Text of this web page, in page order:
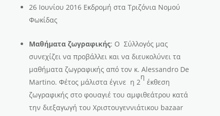
26 Ιουνίου 2016 Εκδρομή στα Τριζόνια Νομού
Φωκίδας
Μαθήματα ζωγραφικής: Ο Σύλλογός μας
συνεχίζει να προβάλλει και να διευκολύνει τα
μαθήματα ζωγραφικής από τον κ. Alessandro De
Martino. Φέτος μάλιστα έγινε η 2
η
έκθεση
ζωγραφικής στο φουαγιέ του αμφιθεάτρου κατά
την διεξαγωγή του Χριστουγεννιάτικου bazaar